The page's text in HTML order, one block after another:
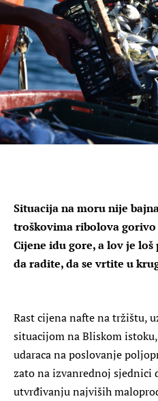
Situacija na moru nije
troškovima ribolova gorivo
Cijene idu gore, a lov je
da radite, da se vrtite u
Rast cijena nafte na tržištu,
situacijom na Bliskom
udaraca na poslovanje
zato na izvanrednoj sjednici
utvrđivanju najviših